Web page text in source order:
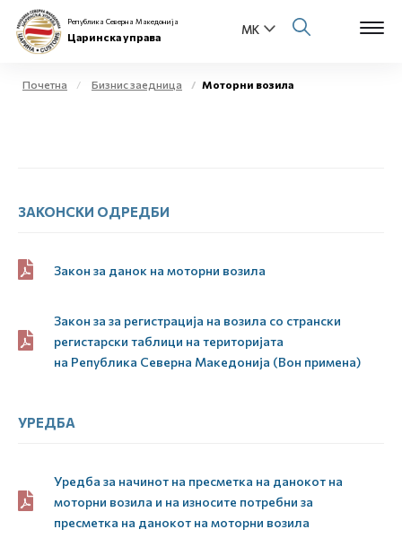
Бизнис заедница
Е-Царина
Контакт
Република Северна Македонија
Царинска управа
Почетна Бизнис заедница Моторни возила
ЗАКОНСКИ ОДРЕДБИ
Закон за данок на моторни возила
Закон за за регистрација на возила со странски
регистарски таблици на територијата
на Република Северна Македонија (Вон примена)
УРЕДБА
Уредба за начинот на пресметка на данокот на
моторни возила и на износите потребни за
пресметка на данокот на моторни возила